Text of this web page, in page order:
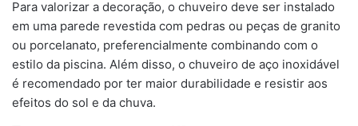
Para valorizar a decoração, o chuveiro deve ser instalado
em uma parede revestida com pedras ou peças de granito
ou porcelanato, preferencialmente combinando com o
estilo da piscina. Além disso, o chuveiro de aço inoxidável
é recomendado por ter maior durabilidade e resistir aos
efeitos do sol e da chuva.